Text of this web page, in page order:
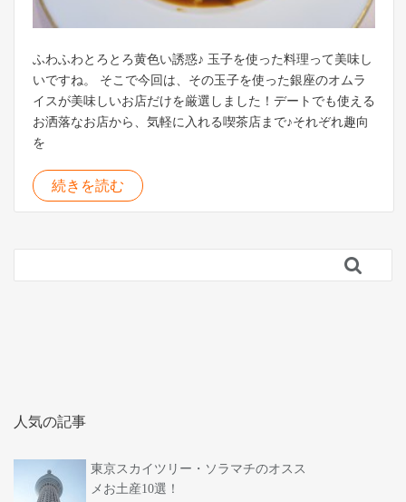
ふわふわとろとろ黄色い誘惑♪ 玉子を使った料理って美味し
いですね。 そこで今回は、その玉子を使った銀座のオムラ
イスが美味しいお店だけを厳選しました！デートでも使える
お洒落なお店から、気軽に入れる喫茶店まで♪それぞれ趣向
を
続きを読む

人気の記事
東京スカイツリー・ソラマチのオスス
メお土産10選！